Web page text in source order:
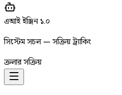
এআই ইঞ্জিন ১.০
সিস্টেম সচল — সক্রিয় ট্র্যাকিং
ক্রলার সক্রিয়